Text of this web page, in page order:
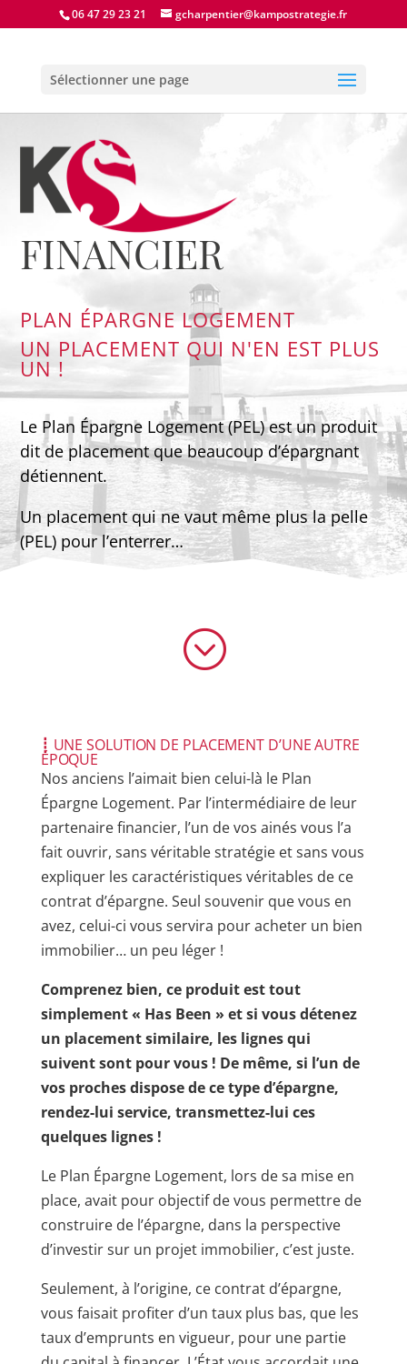
06 47 29 23 21 gcharpentier@kampostrategie.fr
Sélectionner une page
FINANCIER
PLAN ÉPARGNE LOGEMENT
UN PLACEMENT QUI N'EN EST PLUS
UN !
Le Plan Épargne Logement (PEL) est un produit
dit de placement que beaucoup d’épargnant
détiennent.
Un placement qui ne vaut même plus la pelle
(PEL) pour l’enterrer…
;
┋ UNE SOLUTION DE PLACEMENT D’UNE AUTRE
ÉPOQUE
Nos anciens l’aimait bien celui-là le Plan
Épargne Logement. Par l’intermédiaire de leur
partenaire financier, l’un de vos ainés vous l’a
fait ouvrir, sans véritable stratégie et sans vous
expliquer les caractéristiques véritables de ce
contrat d’épargne. Seul souvenir que vous en
avez, celui-ci vous servira pour acheter un bien
immobilier… un peu léger !
Comprenez bien, ce produit est tout
simplement « Has Been » et si vous détenez
un placement similaire, les lignes qui
suivent sont pour vous ! De même, si l’un de
vos proches dispose de ce type d’épargne,
rendez-lui service, transmettez-lui ces
quelques lignes !
Le Plan Épargne Logement, lors de sa mise en
place, avait pour objectif de vous permettre de
construire de l’épargne, dans la perspective
d’investir sur un projet immobilier, c’est juste.
Seulement, à l’origine, ce contrat d’épargne,
vous faisait profiter d’un taux plus bas, que les
taux d’emprunts en vigueur, pour une partie